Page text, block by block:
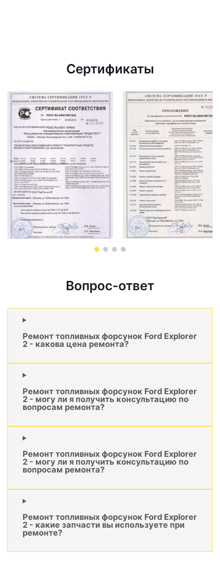
Сертификаты
Вопрос-ответ
Ремонт топливных форсунок Ford Explorer
2 - какова цена ремонта?
Ремонт топливных форсунок Ford Explorer
2 - могу ли я получить консультацию по
вопросам ремонта?
Ремонт топливных форсунок Ford Explorer
2 - могу ли я получить консультацию по
вопросам ремонта?
Ремонт топливных форсунок Ford Explorer
2 - какие запчасти вы используете при
ремонте?